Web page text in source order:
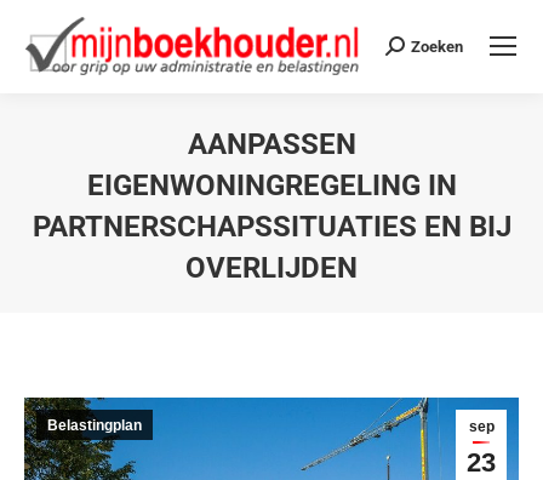
Zoeken
AANPASSEN
EIGENWONINGREGELING IN
PARTNERSCHAPSSITUATIES EN BIJ
OVERLIJDEN
sep
23
Belastingplan